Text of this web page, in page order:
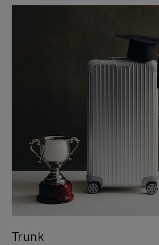
Trunk